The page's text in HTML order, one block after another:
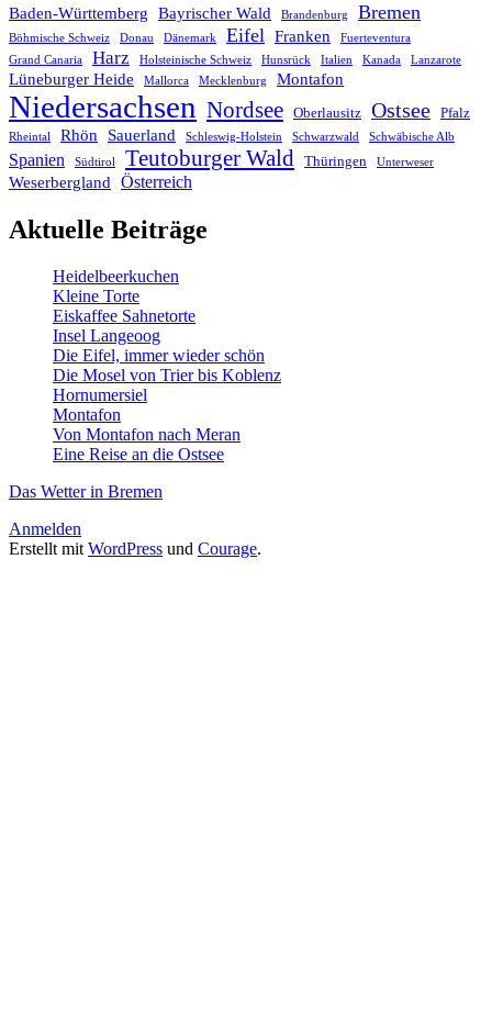
Baden-Württemberg Bayrischer Wald Brandenburg Bremen
Böhmische Schweiz Donau Dänemark Eifel Franken
Fuerteventura
Grand Canaria
Harz Holsteinische Schweiz Hunsrück Italien Kanada Lanzarote
Lüneburger Heide Mallorca Mecklenburg Montafon
Niedersachsen Nordsee Oberlausitz Ostsee Pfalz
Rheintal Rhön Sauerland Schleswig-Holstein Schwarzwald Schwäbische Alb
Spanien Südtirol Teutoburger Wald Thüringen Unterweser
Weserbergland Österreich
Aktuelle Beiträge
Heidelbeerkuchen
Kleine Torte
Eiskaffee Sahnetorte
Insel Langeoog
Die Eifel, immer wieder schön
Die Mosel von Trier bis Koblenz
Hornumersiel
Montafon
Von Montafon nach Meran
Eine Reise an die Ostsee
Das Wetter in Bremen
Anmelden
Erstellt mit WordPress und Courage.